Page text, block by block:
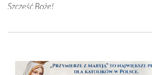
bez obecności duszpasterza –
wysłuchania Mszy Świętej,
Szczęść Boże!
to pismo, które bardzo sobie cenię i
nas prowadzi!